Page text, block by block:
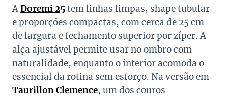
ADoremi 25tem linhas limpas, shape tubular
e proporções compactas, com cerca de 25 cm
de largura e fechamento superior por zíper. A
alça ajustável permite usar no ombro com
naturalidade, enquanto o interior acomoda o
essencial da rotina sem esforço. Na versão em
Taurillon Clemence, um dos couros